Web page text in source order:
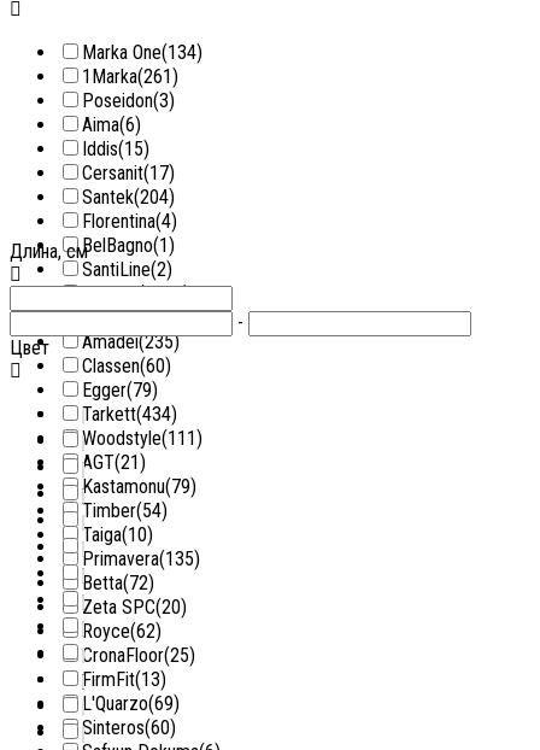
Marka One(134)
1Marka(261)
Poseidon(3)
Aima(6)
Iddis(15)
Cersanit(17)
Santek(204)
Florentina(4)
BelBagno(1)
SantiLine(2)
Niagara(1140)
Grossman(343)
Amadei(235)
Classen(60)
Egger(79)
Tarkett(434)
Woodstyle(111)
AGT(21)
Kastamonu(79)
Timber(54)
Taiga(10)
Primavera(135)
Betta(72)
Zeta SPC(20)
Royce(62)
CronaFloor(25)
FirmFit(13)
L'Quarzo(69)
Sinteros(60)
Длина, см
-
Цвет